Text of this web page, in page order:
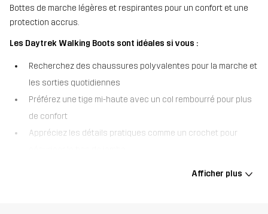
Bottes de marche légères et respirantes pour un confort et une
protection accrus.
Les Daytrek Walking Boots sont idéales si vous :
Recherchez des chaussures polyvalentes pour la marche et
les sorties quotidiennes
Préférez une tige mi-haute avec un col rembourré pour plus
de confort
Appréciez les détails pratiques comme un crochet pour
Les Daytrek Walking Boots sont légères et respirantes pour un
Afficher plus